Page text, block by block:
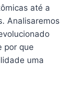
até a
Analisaremos
por que
uma